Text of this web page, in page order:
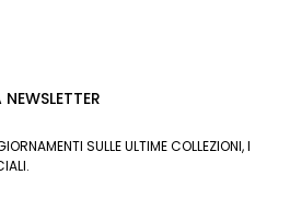
SULLE ULTIME COLLEZIONI, I